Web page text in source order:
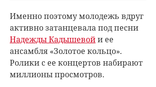
Именно поэтому молодежь вдруг
активно затанцевала под песни
Надежды Кадышевойи ее
ансамбля «Золотое кольцо».
Ролики с ее концертов набирают
миллионы просмотров.